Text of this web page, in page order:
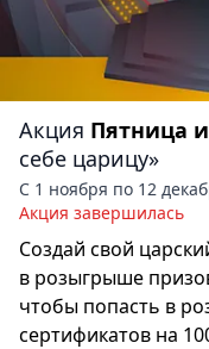
Акция Пятница
себе царицу»
С 1 ноября по 12
Акция завершилась
Создай свой
в розыгрыше
чтобы попасть в
сертификатов на